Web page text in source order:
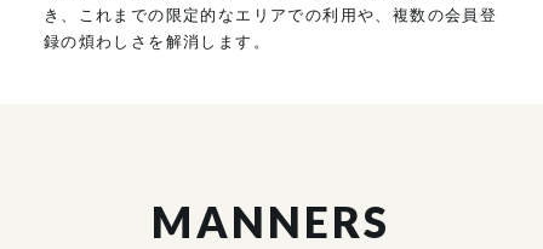
き、これまでの限定的なエリアでの利用や、複数の会員登
録の煩わしさを解消します。
MANNERS